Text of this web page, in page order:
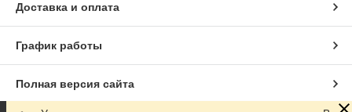
Доставка и оплата
График работы
Полная версия сайта